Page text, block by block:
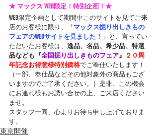
★ マックス WEB限定！特別企画！★
WEB限定企画として期間中このサイトを見てご来
店のお客様に限り、
「マックス掘り出しきもの
フェアのWEBサイトを見ました！」 と、言ってい
ただいたお客様は、 逸品、名品、希少品、特選
品なども『全国掘り出しきものフェア 』
２０周
年記念お得意様特別価格でご奉仕いたします！
（一部、奉仕品などその他対象外の商品もござ
いますのでご了承ください。）是非、この機会
にお連れ様もお誘い合せの上、ご来店ください
ませ。
スタッフ一同、心よりお待ち申し上げておりま
す。
東京開催